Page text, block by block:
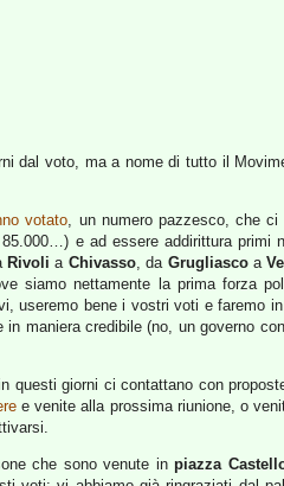
dal voto, ma a nome di tutto il
votato, un numero pazzesco, che
e ad essere addirittura primi
Rivoli a Chivasso, da Grugliascoa
siamo nettamente la prima forza
useremo bene i vostri voti e faremo
in maniera credibile (no, un governo
questi giorni ci contattano con
e venite alla prossima riunione, o
che sono venute inpiazza